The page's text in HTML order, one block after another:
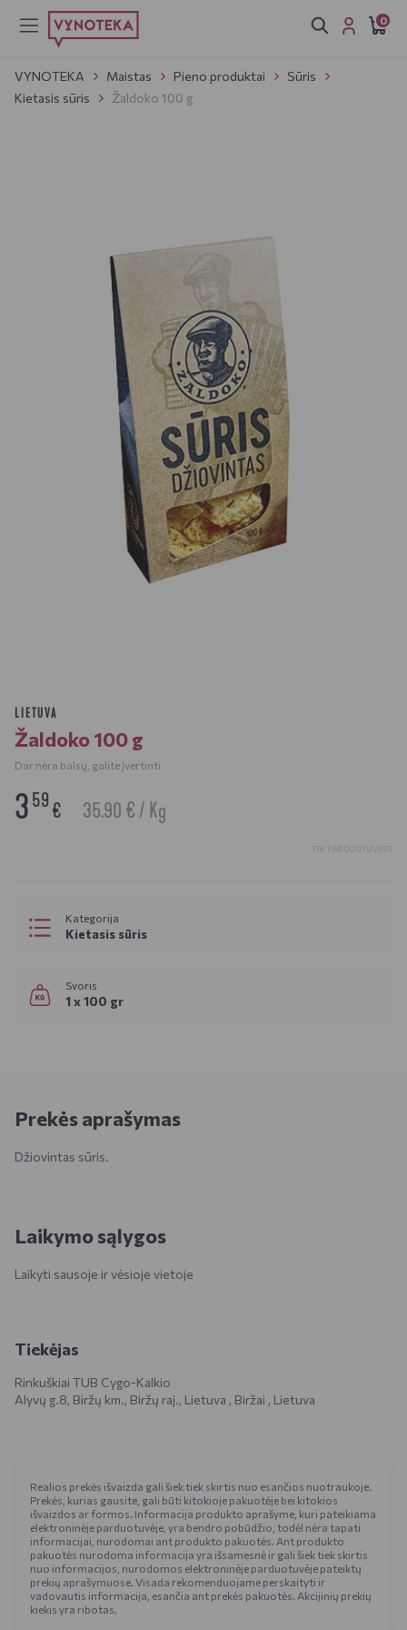
0
VYNOTEKA Maistas Pieno produktai
Sūris
Kietasis sūris
Žaldoko 100 g
LIETUVA
Žaldoko 100 g
Dar nėra balsų, galite įvertinti
359€ 35.90 € / Kg
Kategorija
Kietasis sūris
Svoris
1 x 100 gr
Prekės aprašymas
Džiovintas sūris.
Laikymo sąlygos
Laikyti sausoje ir vėsioje vietoje
Tiekėjas
Rinkuškiai TUB Cygo-Kalkio
Alyvų g.8, Biržų km., Biržų raj., Lietuva , Biržai , Lietuva
Realios prekės išvaizda gali šiek tiek skirtis nuo esančios nuotraukoje.
Prekės, kurias gausite, gali būti kitokioje pakuotėje bei kitokios
išvaizdos ar formos. Informacija produkto aprašyme, kuri pateikiama
elektroninėje parduotuvėje, yra bendro pobūdžio, todėl nėra tapati
informacijai, nurodomai ant produkto pakuotės. Ant produkto
pakuotės nurodoma informacija yra išsamesnė ir gali šiek tiek skirtis
nuo informacijos, nurodomos elektroninėje parduotuvėje pateiktų
prekių aprašymuose. Visada rekomenduojame perskaityti ir
vadovautis informacija, esančia ant prekės pakuotės. Akcijinių prekių
kiekis yra ribotas.